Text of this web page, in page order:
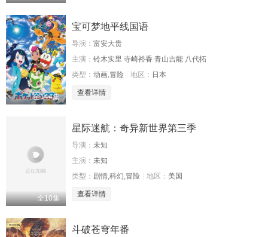
全144集
宝可梦地平线国语
导演： 富安大贵
主演： 铃木实里 寺崎裕香 青山吉能 八代拓
类型： 动画,冒险 地区： 日本
查看详情
全10集
星际迷航：奇异新世界第三季
导演： 未知
主演： 未知
类型： 剧情,科幻,冒险 地区： 美国
查看详情
斗破苍穹年番